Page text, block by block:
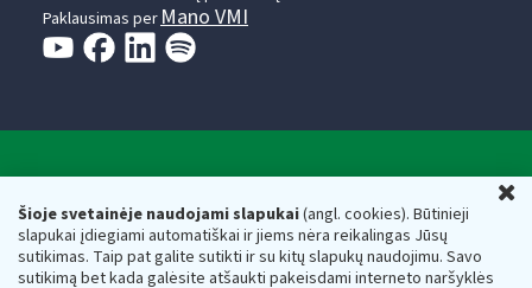
Šioje svetainėje naudojami slapukai(angl. cookies). Būtinieji
slapukai įdiegiami automatiškai ir jiems nėra reikalingas Jūsų
sutikimas. Taip pat galite sutikti ir su kitų slapukų naudojimu. Savo
sutikimą bet kada galėsite atšaukti pakeisdami interneto naršyklės
Paklausimas per Mano VMI
Respublikos finansų ministerijos
Biudžetinė įstaiga. Juridinio asmens kodas — 188659752,
adresas: Vasario 16-osios g. 14, 01107 Vilnius, Lietuva, el.paštas: